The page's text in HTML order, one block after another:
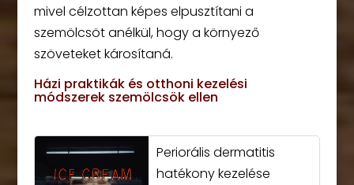
mivel célzottan képes elpusztítani a
szemölcsöt anélkül, hogy a környező
szöveteket károsítaná.
Házi praktikák és otthoni kezelési
módszerek szemölcsök ellen
Periorális dermatitis
hatékony kezelése